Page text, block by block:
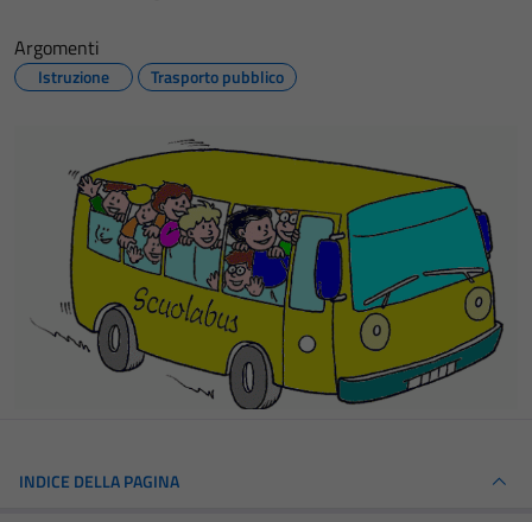
Argomenti
Istruzione Trasporto pubblico
INDICE DELLA PAGINA